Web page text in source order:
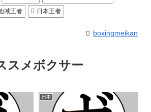
域王者 日本王者
boxingmeikan
スメボクサー
日本